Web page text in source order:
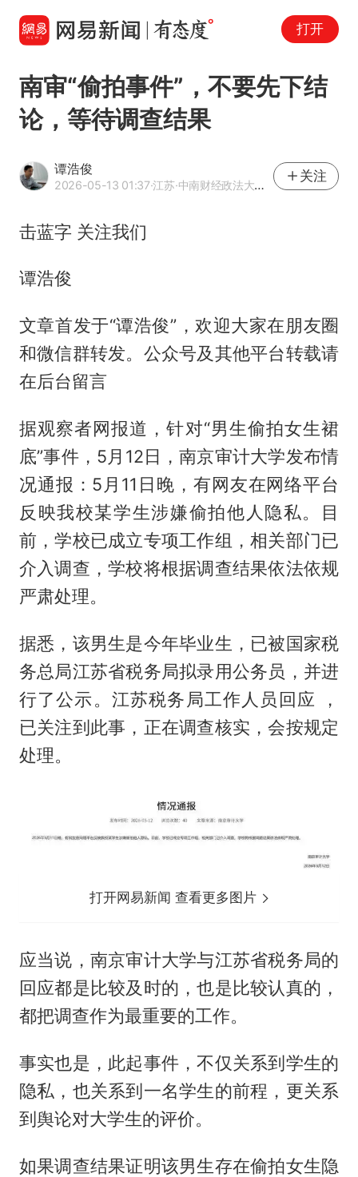
打开
南审“偷拍事件”，不要先下结
论，等待调查结果
谭浩俊
2026-05-13 01:37·江苏·中南财经政法大学兼职教授
关注
击蓝字 关注我们
谭浩俊
文章首发于“谭浩俊”，欢迎大家在朋友圈
和微信群转发。公众号及其他平台转载请
在后台留言
据观察者网报道，针对“男生偷拍女生裙
底”事件，5月12日，南京审计大学发布情
况通报：5月11日晚，有网友在网络平台
反映我校某学生涉嫌偷拍他人隐私。目
前，学校已成立专项工作组，相关部门已
介入调查，学校将根据调查结果依法依规
严肃处理。
据悉，该男生是今年毕业生，已被国家税
务总局江苏省税务局拟录用公务员，并进
行了公示。江苏税务局工作人员回应 ，
已关注到此事，正在调查核实，会按规定
处理。
打开网易新闻 查看更多图片
应当说，南京审计大学与江苏省税务局的
回应都是比较及时的，也是比较认真的，
都把调查作为最重要的工作。
事实也是，此起事件，不仅关系到学生的
隐私，也关系到一名学生的前程，更关系
到舆论对大学生的评价。
如果调查结果证明该男生存在偷拍女生隐